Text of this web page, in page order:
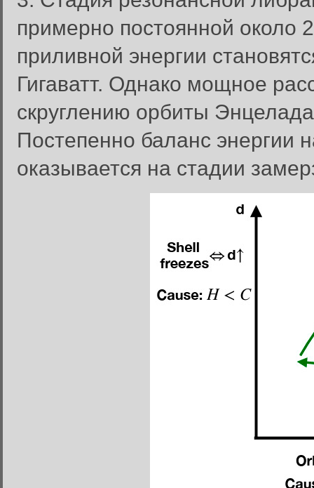
примерно постоянной около
приливной энергии
Гигаватт. Однако мощное
скруглению орбиты
Постепенно баланс энергии
оказывается на стадии